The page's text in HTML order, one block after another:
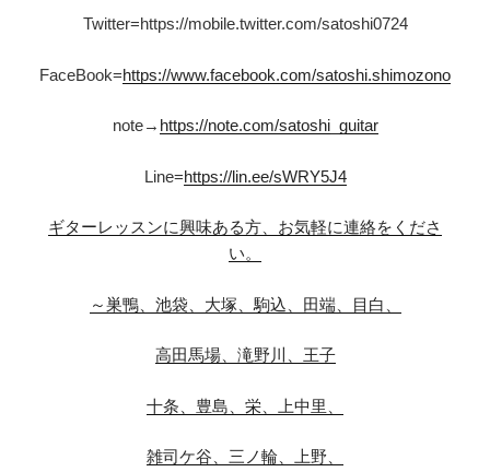
Twitter=https://mobile.twitter.com/satoshi0724
FaceBook=https://www.facebook.com/satoshi.shimozono
note→ https://note.com/satoshi_guitar
Line=https://lin.ee/sWRY5J4
ギターレッスンに興味ある方、お気軽に連絡をくださ
い。
～巣鴨、池袋、大塚、駒込、田端、目白、
高田馬場、滝野川、王子
十条、豊島、栄、上中里、
雑司ケ谷、三ノ輪、上野、